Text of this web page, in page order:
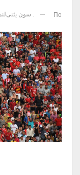
По . سون یئنی‌لنمه